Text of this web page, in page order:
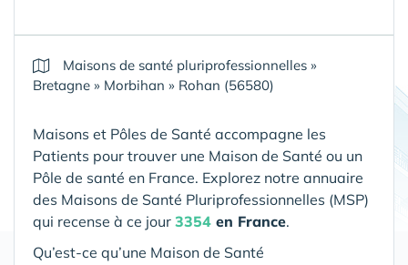
Maisons de santé pluriprofessionnelles »
Bretagne » Morbihan » Rohan (56580)
Maisons et Pôles de Santé accompagne les
Patients pour trouver une Maison de Santé ou un
Pôle de santé en France. Explorez notre annuaire
des Maisons de Santé Pluriprofessionnelles (MSP)
qui recense à ce jour 3354 en France.
Qu’est-ce qu’une Maison de Santé